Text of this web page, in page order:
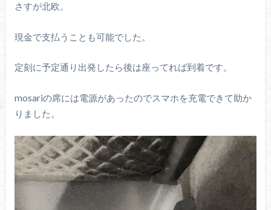
さすが北欧。
現金で支払うことも可能でした。
定刻に予定通り出発したら後は座ってれば到着です。
mosariの席には電源があったのでスマホを充電できて助か
りました。